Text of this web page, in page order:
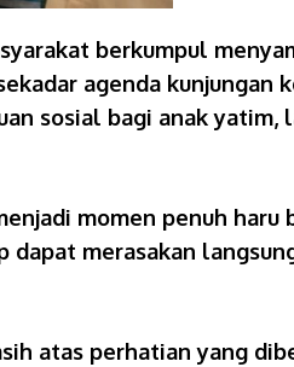
berkumpul
agenda kunjungan
sosial bagi anak yatim,
momen penuh haru
dapat merasakan
atas perhatian yang